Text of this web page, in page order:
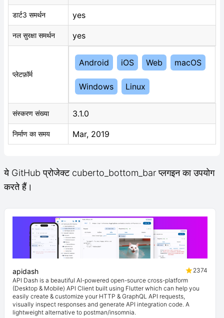
डार्ट3 समर्थन yes
नल सुरक्षा समर्थन yes
प्लेटफ़ॉर्म
Android iOS Web macOS
Windows Linux
संस्करण संख्या 3.1.0
निर्माण का समय Mar, 2019
ये GitHub प्रोजेक्ट cuberto_bottom_bar प्लगइन का उपयोग
करते हैं।
apidash
2374
API Dash is a beautiful AI-powered open-source cross-platform
(Desktop & Mobile) API Client built using Flutter which can help you
easily create & customize your HTTP & GraphQL API requests,
visually inspect responses and generate API integration code. A
lightweight alternative to postman/insomnia.